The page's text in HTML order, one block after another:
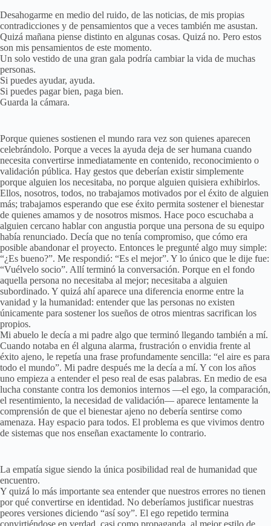
Desahogarme en medio del ruido, de las noticias, de mis propias
contradicciones y de pensamientos que a veces también me asustan.
Quizá mañana piense distinto en algunas cosas. Quizá no. Pero estos
son mis pensamientos de este momento.
Un solo vestido de una gran gala podría cambiar la vida de muchas
personas.
Si puedes ayudar, ayuda.
Si puedes pagar bien, paga bien.
Guarda la cámara.
Porque quienes sostienen el mundo rara vez son quienes aparecen
celebrándolo. Porque a veces la ayuda deja de ser humana cuando
necesita convertirse inmediatamente en contenido, reconocimiento o
validación pública. Hay gestos que deberían existir simplemente
porque alguien los necesitaba, no porque alguien quisiera exhibirlos.
Ellos, nosotros, todos, no trabajamos motivados por el éxito de alguien
más; trabajamos esperando que ese éxito permita sostener el bienestar
de quienes amamos y de nosotros mismos. Hace poco escuchaba a
alguien cercano hablar con angustia porque una persona de su equipo
había renunciado. Decía que no tenía compromiso, que cómo era
posible abandonar el proyecto. Entonces le pregunté algo muy simple:
“¿Es bueno?”. Me respondió: “Es el mejor”. Y lo único que le dije fue:
“Vuélvelo socio”. Allí terminó la conversación. Porque en el fondo
aquella persona no necesitaba al mejor; necesitaba a alguien
subordinado. Y quizá ahí aparece una diferencia enorme entre la
vanidad y la humanidad: entender que las personas no existen
únicamente para sostener los sueños de otros mientras sacrifican los
propios.
Mi abuelo le decía a mi padre algo que terminó llegando también a mí.
Cuando notaba en él alguna alarma, frustración o envidia frente al
éxito ajeno, le repetía una frase profundamente sencilla: “el aire es para
todo el mundo”. Mi padre después me la decía a mí. Y con los años
uno empieza a entender el peso real de esas palabras. En medio de esa
lucha constante contra los demonios internos —el ego, la comparación,
el resentimiento, la necesidad de validación— aparece lentamente la
comprensión de que el bienestar ajeno no debería sentirse como
amenaza. Hay espacio para todos. El problema es que vivimos dentro
de sistemas que nos enseñan exactamente lo contrario.
La empatía sigue siendo la única posibilidad real de humanidad que
encuentro.
Y quizá lo más importante sea entender que nuestros errores no tienen
por qué convertirse en identidad. No deberíamos justificar nuestras
peores versiones diciendo “así soy”. El ego repetido termina
convirtiéndose en verdad, casi como propaganda, al mejor estilo de